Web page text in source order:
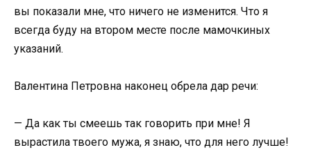
вы показали мне, что ничего не изменится. Что я
всегда буду на втором месте после мамочкиных
указаний.
Валентина Петровна наконец обрела дар речи:
— Да как ты смеешь так говорить при мне! Я
вырастила твоего мужа, я знаю, что для него лучше!